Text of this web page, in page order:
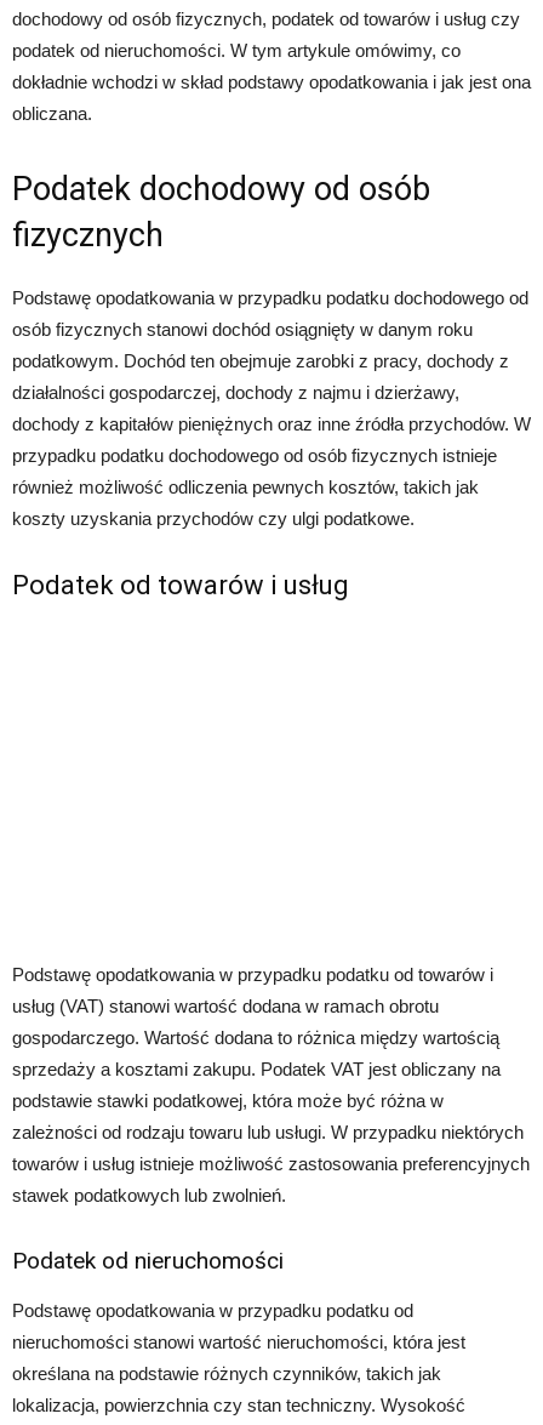
dochodowy od osób fizycznych, podatek od towarów i usług czy
podatek od nieruchomości. W tym artykule omówimy, co
dokładnie wchodzi w skład podstawy opodatkowania i jak jest ona
obliczana.
Podatek dochodowy od osób
fizycznych
Podstawę opodatkowania w przypadku podatku dochodowego od
osób fizycznych stanowi dochód osiągnięty w danym roku
podatkowym. Dochód ten obejmuje zarobki z pracy, dochody z
działalności gospodarczej, dochody z najmu i dzierżawy,
dochody z kapitałów pieniężnych oraz inne źródła przychodów. W
przypadku podatku dochodowego od osób fizycznych istnieje
również możliwość odliczenia pewnych kosztów, takich jak
koszty uzyskania przychodów czy ulgi podatkowe.
Podatek od towarów i usług
Podstawę opodatkowania w przypadku podatku od towarów i
usług (VAT) stanowi wartość dodana w ramach obrotu
gospodarczego. Wartość dodana to różnica między wartością
sprzedaży a kosztami zakupu. Podatek VAT jest obliczany na
podstawie stawki podatkowej, która może być różna w
zależności od rodzaju towaru lub usługi. W przypadku niektórych
towarów i usług istnieje możliwość zastosowania preferencyjnych
stawek podatkowych lub zwolnień.
Podatek od nieruchomości
Podstawę opodatkowania w przypadku podatku od
nieruchomości stanowi wartość nieruchomości, która jest
określana na podstawie różnych czynników, takich jak
lokalizacja, powierzchnia czy stan techniczny. Wysokość